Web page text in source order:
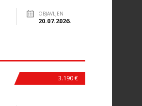
OBJAVLJEN
20.07.2026.
3.190 €